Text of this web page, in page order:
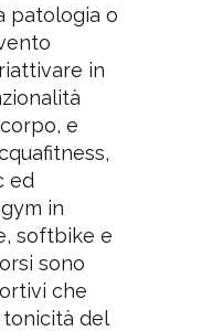
patologia o
in
e
ed
in
softbike e
sono
che
del